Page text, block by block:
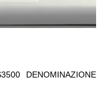
DENOMINAZIONE